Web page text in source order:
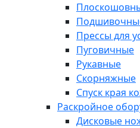
Прессы для
Пуговичные
Рукавные
Скорняжные
Спуск края
Раскройное
Дисковые